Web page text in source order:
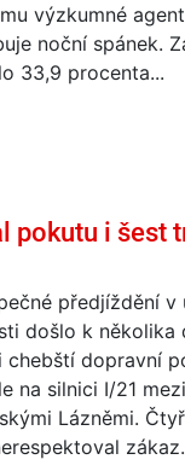
výzkumné
noční spánek.
33,9 procenta...
pokutu i šest
předjíždění v
došlo k několika
chebští dopravní
na silnici I/21
Lázněmi.